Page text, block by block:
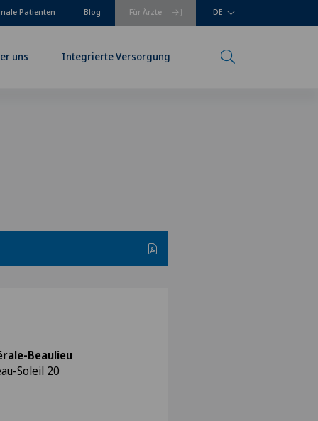
Für Ärzte
Patienten Blog DE
uns Integrierte Versorgung
Beaulieu
Soleil 20